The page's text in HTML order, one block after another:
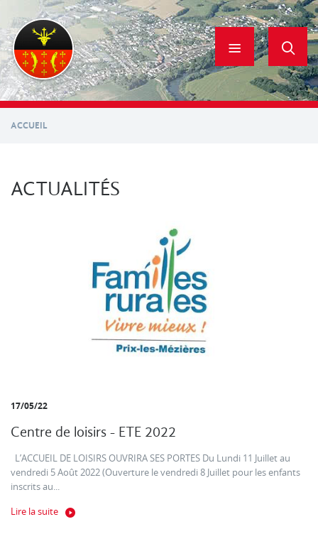
contenu
principal
ACCUEIL
ACTUALITÉS
17/05/22
Centre de loisirs - ETE 2022
L’ACCUEIL DE LOISIRS OUVRIRA SES PORTES Du Lundi 11 Juillet au
vendredi 5 Août 2022 (Ouverture le vendredi 8 Juillet pour les enfants
inscrits au...
Lire la suite